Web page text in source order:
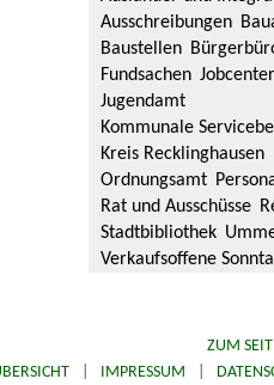
Ausschreibungen
Baustellen
Fundsachen
Jugendamt
Kommunale
Kreis Recklinghausen
Ordnungsamt
Rat und Ausschüsse
Stadtbibliothek
Verkaufsoffene
ZUM
IMPRESSUM